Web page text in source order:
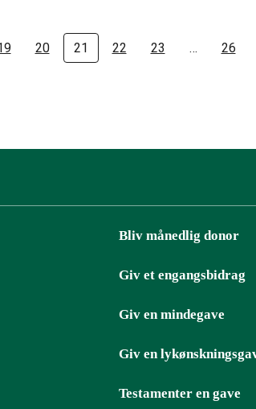
20 21 22 23 … 26
Bliv månedlig donor
Giv et engangsbidrag
Giv en mindegave
Giv en
Testamenter en gave